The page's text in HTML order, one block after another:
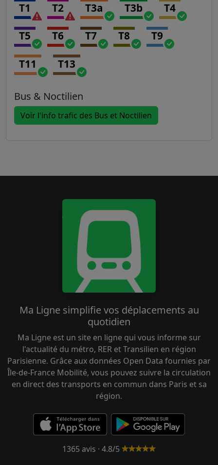
T1 T2 T3a T3b T4
T5 T6 T7 T8 T9
T11 T13
Bus & Noctilien
Voir l'info trafic des Bus et Noctilien
Ma Ligne simplifie vos déplacements au
quotidien
Ma Ligne est un site en ligne qui vous informe sur
l'actualité du métro, RER et Transilien en région
Parisienne. Grâce aux données Open Data fournies par
Île-de-France Mobilité, vous pouvez suivre la circulation
en direct des transports en commun dans Paris et sa
région.
1365 avis · 4.8/5